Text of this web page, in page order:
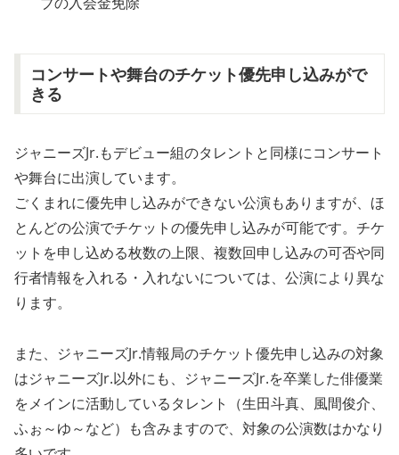
コンサートや舞台のチケット優先申し込みがで
きる
ジャニーズJr.もデビュー組のタレントと同様にコンサート
や舞台に出演しています。
ごくまれに優先申し込みができない公演もありますが、ほ
とんどの公演でチケットの優先申し込みが可能です。チケ
ットを申し込める枚数の上限、複数回申し込みの可否や同
行者情報を入れる・入れないについては、公演により異な
ります。
また、ジャニーズJr.情報局のチケット優先申し込みの対象
はジャニーズJr.以外にも、ジャニーズJr.を卒業した俳優業
をメインに活動しているタレント（生田斗真、風間俊介、
ふぉ～ゆ～など）も含みますので、対象の公演数はかなり